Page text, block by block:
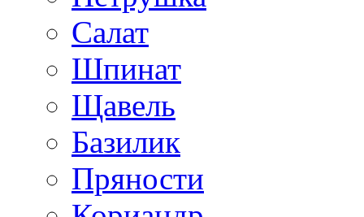
Салат
Шпинат
Щавель
Базилик
Пряности